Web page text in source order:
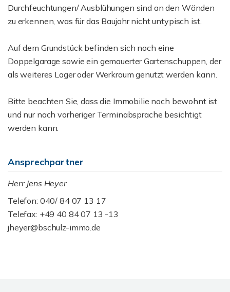
Durchfeuchtungen/ Ausblühungen sind an den Wänden
zu erkennen, was für das Baujahr nicht untypisch ist.
Auf dem Grundstück befinden sich noch eine
Doppelgarage sowie ein gemauerter Gartenschuppen, der
als weiteres Lager oder Werkraum genutzt werden kann.
Bitte beachten Sie, dass die Immobilie noch bewohnt ist
und nur nach vorheriger Terminabsprache besichtigt
werden kann.
Ansprechpartner
Herr Jens Heyer
Telefon: 040/ 84 07 13 17
Telefax: +49 40 84 07 13 -13
jheyer@bschulz-immo.de